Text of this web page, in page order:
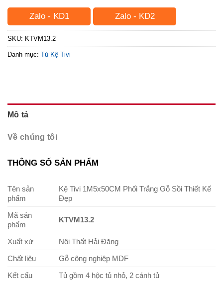
Zalo - KD1 Zalo - KD2
SKU: KTVM13.2
Danh mục: Tủ Kệ Tivi
Mô tả
Về chúng tôi
THÔNG SỐ SẢN PHẨM
Tên sản
phẩm
Kệ Tivi 1M5x50CM Phối Trắng Gỗ Sồi Thiết Kế
Đẹp
Mã sản
phẩm
KTVM13.2
Xuất xứ
Nội Thất Hải Đăng
Chất liệu
Gỗ công nghiệp MDF
Kết cấu
Tủ gồm 4 hộc tủ nhỏ, 2 cánh tủ